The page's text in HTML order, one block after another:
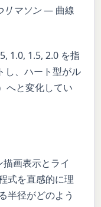
リマソン— 曲線
1.0, 1.5, 2.0 を指
し、ハート型がル
へと変化してい
画表示とライ
式を直感的に理
半径がどのよう